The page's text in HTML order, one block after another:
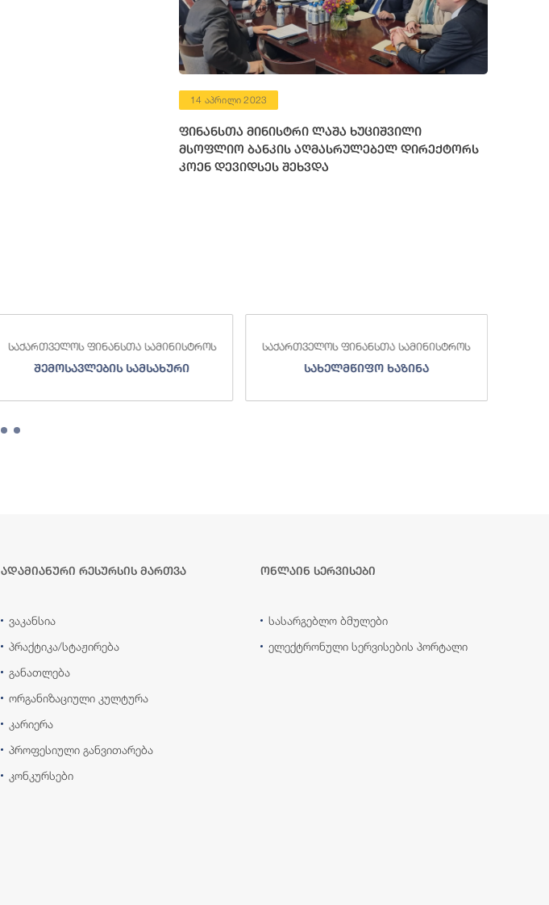
14 აპრილი 2023
ფინანსთა მინისტრი ლაშა ხუციშვილი
მსოფლიო ბანკის აღმასრულებელ დირექტორს
კოენ დევიდსეს შეხვდა
საქართველოს ფინანსთა სამინისტროს
შემოსავლების სამსახური
საქართველოს ფინანსთა სამინისტროს
სახელმწიფო ხაზინა
ადამიანური რესურსის მართვა
ვაკანსია
პრაქტიკა/სტაჟირება
განათლება
ორგანიზაციული კულტურა
კარიერა
პროფესიული განვითარება
კონკურსები
ონლაინ სერვისები
სასარგებლო ბმულები
ელექტრონული სერვისების პორტალი